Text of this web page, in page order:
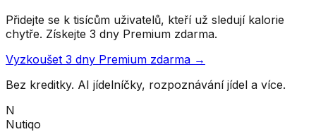
Přidejte se k tisícům uživatelů, kteří už sledují kalorie
chytře. Získejte 3 dny Premium zdarma.
Vyzkoušet 3 dny Premium zdarma →
Bez kreditky. AI jídelníčky, rozpoznávání jídel a více.
N
Nutiqo